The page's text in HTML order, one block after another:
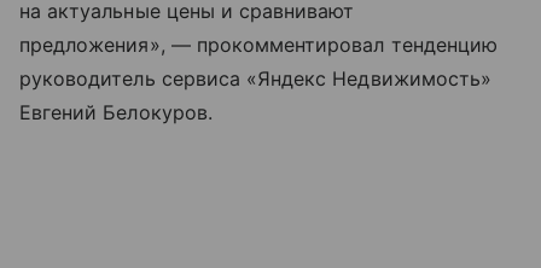
на актуальные цены и сравнивают
предложения», — прокомментировал тенденцию
руководитель сервиса «Яндекс Недвижимость»
Евгений Белокуров.